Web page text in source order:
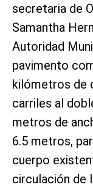
secretaria de
Samantha
Autoridad
pavimento
kilómetros de
carriles al
metros de
6.5 metros,
cuerpo
circulación de